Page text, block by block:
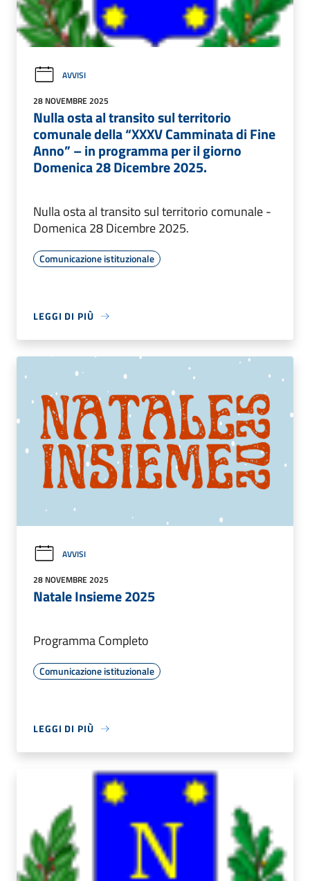
AVVISI
28 NOVEMBRE 2025
Nulla osta al transito sul territorio
comunale della “XXXV Camminata di Fine
Anno” – in programma per il giorno
Domenica 28 Dicembre 2025.
Nulla osta al transito sul territorio comunale -
Domenica 28 Dicembre 2025.
Comunicazione istituzionale
LEGGI DI PIÙ
AVVISI
28 NOVEMBRE 2025
Natale Insieme 2025
Programma Completo
Comunicazione istituzionale
LEGGI DI PIÙ